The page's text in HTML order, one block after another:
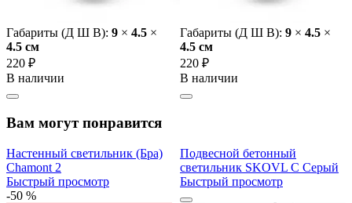
Габариты (Д Ш В): 9 × 4.5 ×
4.5 cм
220 ₽
В наличии
Габариты (Д Ш В): 9 × 4.5 ×
4.5 cм
220 ₽
В наличии
Вам могут понравится
Настенный светильник (Бра)
Chamont 2
Быстрый просмотр
-50 %
Подвесной бетонный
светильник SKOVL C Серый
Быстрый просмотр